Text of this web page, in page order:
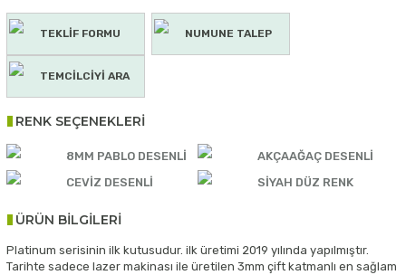
TEKLİF FORMU NUMUNE TALEP
TEMCİLCİYİ ARA
RENK SEÇENEKLERİ
8MM PABLO DESENLİ
AKÇAAĞAÇ DESENLİ
CEVİZ DESENLİ
SİYAH DÜZ RENK
ÜRÜN BİLGİLERİ
Platinum serisinin ilk kutusudur. ilk üretimi 2019 yılında yapılmıştır.
Tarihte sadece lazer makinası ile üretilen 3mm çift katmanlı en sağlam